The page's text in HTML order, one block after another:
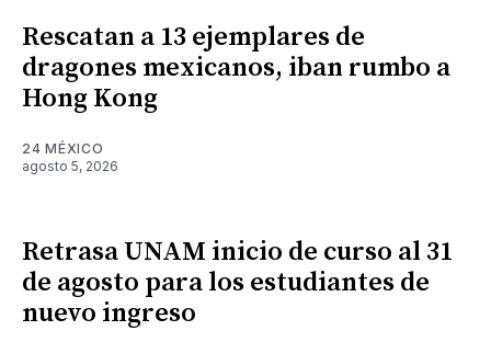
Rescatan a 13 ejemplares de
dragones mexicanos, iban rumbo a
Hong Kong
24 MÉXICO
agosto 5, 2026
Retrasa UNAM inicio de curso al 31
de agosto para los estudiantes de
nuevo ingreso